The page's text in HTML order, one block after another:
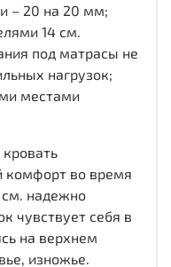
– 20 на 20 мм;
14 см.
под матрасы не
нагрузок;
местами
комфорт во время
см. надежно
чувствует себя в
на верхнем
изножье.